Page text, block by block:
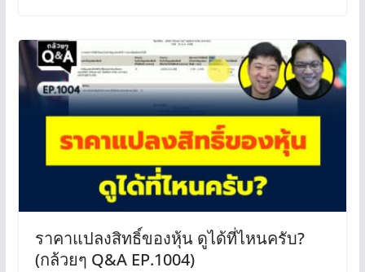
ราคาแปลงสิทธิ์ของหุ้น ดูได้ที่ไหนครับ?
(กล้วยๆ Q&A EP.1004)